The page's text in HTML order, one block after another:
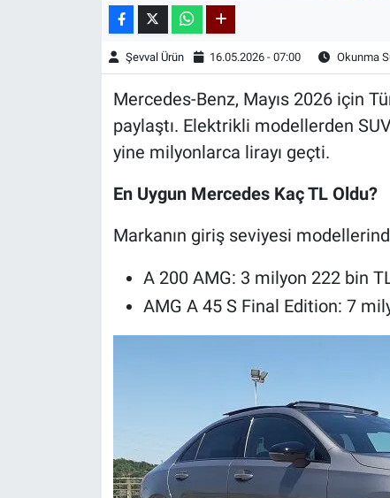
Şevval Ürün 16.05.2026 - 07:00 Okunma
Mercedes-Benz, Mayıs 2026 için
paylaştı. Elektrikli modellerden
yine milyonlarca lirayı geçti.
En Uygun Mercedes Kaç TL Oldu?
Markanın giriş seviyesi
A 200 AMG: 3 milyon 222 bin
AMG A 45 S Final Edition: 7
Astroloji-Rüya